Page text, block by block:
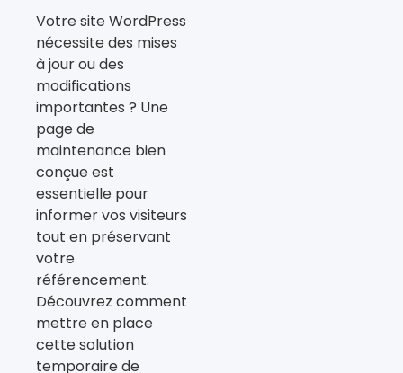
Votre site WordPress
nécessite des mises
à jour ou des
modifications
importantes ? Une
page de
maintenance bien
conçue est
essentielle pour
informer vos visiteurs
tout en préservant
votre
référencement.
Découvrez comment
mettre en place
cette solution
temporaire de